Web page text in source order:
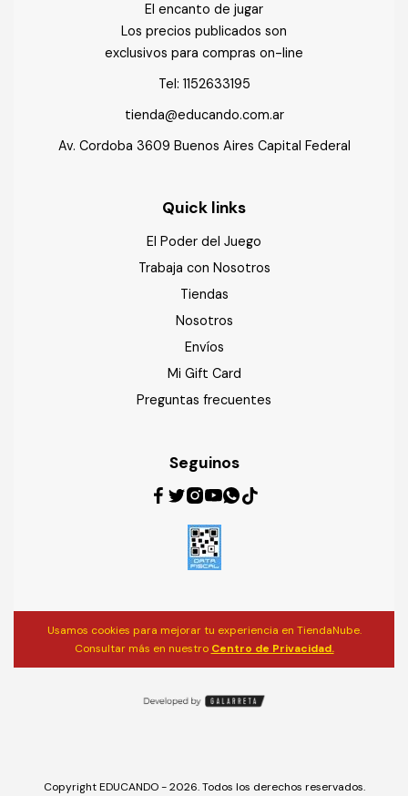
El encanto de jugar
Los precios publicados son
exclusivos para compras on-line
Tel: 1152633195
tienda@educando.com.ar
Av. Cordoba 3609 Buenos Aires Capital Federal
Quick links
El Poder del Juego
Trabaja con Nosotros
Tiendas
Nosotros
Envíos
Mi Gift Card
Preguntas frecuentes
Seguinos
Usamos cookies para mejorar tu experiencia en TiendaNube.
Consultar más en nuestro Centro de Privacidad.
Copyright EDUCANDO - 2026. Todos los derechos reservados.